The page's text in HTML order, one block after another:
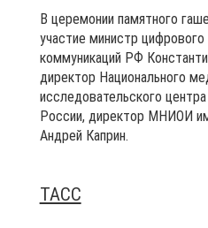
В церемонии памятного
участие министр
коммуникаций РФ
директор Национального
исследовательского
России, директор МНИОИ
Андрей Каприн.
ТАСС